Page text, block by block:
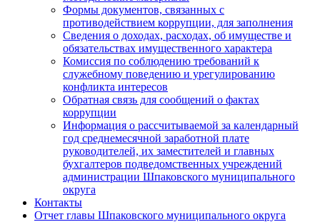
Формы документов, связанных с
противодействием коррупции, для заполнения
Сведения о доходах, расходах, об имуществе и
обязательствах имущественного характера
Комиссия по соблюдению требований к
служебному поведению и урегулированию
конфликта интересов
Обратная связь для сообщений о фактах
коррупции
Информация о рассчитываемой за календарный
год среднемесячной заработной плате
руководителей, их заместителей и главных
бухгалтеров подведомственных учреждений
администрации Шпаковского муниципального
округа
Контакты
Отчет главы Шпаковского муниципального округа